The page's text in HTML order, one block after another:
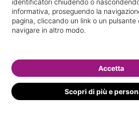
identificatori chiudendo o
informativa, proseguendo la
pagina, cliccando un link o un pulsante
navigare in altro modo.
Scopri di più e
Accetta